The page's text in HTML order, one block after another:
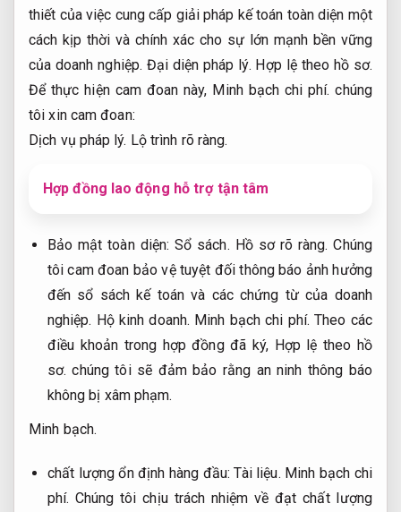
thiết của việc cung cấp giải pháp kế toán toàn diện một
cách kịp thời và chính xác cho sự lớn mạnh bền vững
của doanh nghiệp. Đại diện pháp lý. Hợp lệ theo hồ sơ.
Để thực hiện cam đoan này, Minh bạch chi phí. chúng
tôi xin cam đoan:
Dịch vụ pháp lý. Lộ trình rõ ràng.
Hợp đồng lao động hỗ trợ tận tâm
Bảo mật toàn diện:Sổ sách. Hồ sơ rõ ràng. Chúng
tôi cam đoan bảo vệ tuyệt đối thông báo ảnh hưởng
đến sổ sách kế toán và các chứng từ của doanh
nghiệp. Hộ kinh doanh. Minh bạch chi phí. Theo các
điều khoản trong hợp đồng đã ký, Hợp lệ theo hồ
sơ. chúng tôi sẽ đảm bảo rằng an ninh thông báo
không bị xâm phạm.
Minh bạch.
chất lượng ổn định hàng đầu:Tài liệu. Minh bạch chi
phí. Chúng tôi chịu trách nhiệm về đạt chất lượng